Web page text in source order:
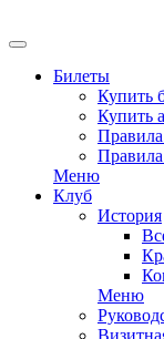
Билеты
Купить
Купить
Меню
Клуб
История
Меню